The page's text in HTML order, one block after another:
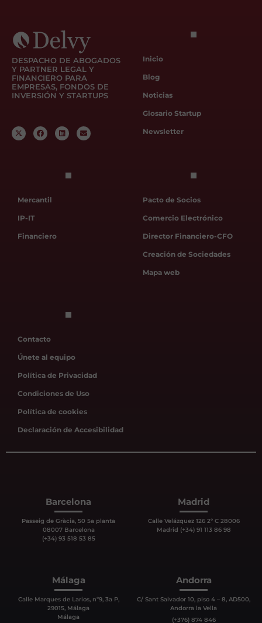
DESPACHO DE ABOGADOS
Y PARTNER LEGAL Y
FINANCIERO PARA
EMPRESAS, FONDOS DE
INVERSIÓN Y STARTUPS
Inicio
Blog
Noticias
Glosario Startup
Newsletter
Mercantil
IP-IT
Financiero
Pacto de Socios
Comercio Electrónico
Director Financiero-CFO
Creación de Sociedades
Mapa web
Contacto
Únete al equipo
Política de Privacidad
Condiciones de Uso
Política de cookies
Declaración de Accesibilidad
Barcelona
Passeig de Gràcia, 50 5a planta
08007 Barcelona
(+34) 93 518 53 85
Madrid
Calle Velázquez 126 2º C 28006
Madrid (+34) 91 113 86 98
Málaga
Calle Marques de Larios, nº9, 3a P,
29015, Málaga
Málaga
Andorra
C/ Sant Salvador 10, piso 4 – 8, AD500,
Andorra la Vella
(+376) 874 846